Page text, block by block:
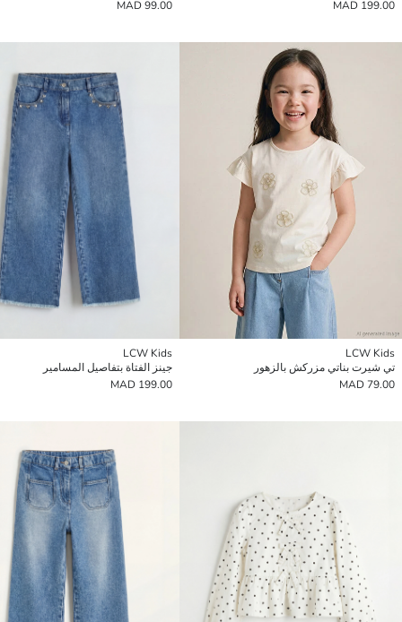
199.00 MAD
99.00 MAD
LCW Kids
تي شيرت بناتي مزركش بالزهور
79.00 MAD
LCW Kids
جينز الفتاة بتفاصيل المسامير
199.00 MAD